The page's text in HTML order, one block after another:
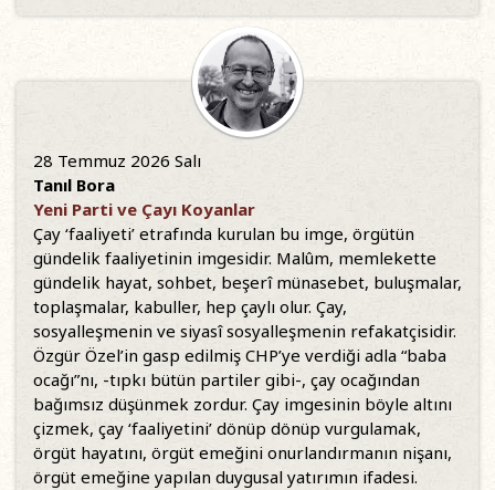
28 Temmuz 2026 Salı
Tanıl Bora
Yeni Parti ve Çayı Koyanlar
Çay ‘faaliyeti’ etrafında kurulan bu imge, örgütün
gündelik faaliyetinin imgesidir. Malûm, memlekette
gündelik hayat, sohbet, beşerî münasebet, buluşmalar,
toplaşmalar, kabuller, hep çaylı olur. Çay,
sosyalleşmenin ve siyasî sosyalleşmenin refakatçisidir.
Özgür Özel’in gasp edilmiş CHP’ye verdiği adla “baba
ocağı”nı, -tıpkı bütün partiler gibi-, çay ocağından
bağımsız düşünmek zordur. Çay imgesinin böyle altını
çizmek, çay ‘faaliyetini’ dönüp dönüp vurgulamak,
örgüt hayatını, örgüt emeğini onurlandırmanın nişanı,
örgüt emeğine yapılan duygusal yatırımın ifadesi.